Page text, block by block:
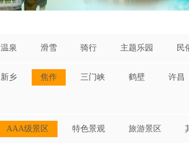
温泉 滑雪 骑行 主题乐园 民
新乡 焦作 三门峡 鹤壁 许昌
AAA级景区 特色景观 旅游景区